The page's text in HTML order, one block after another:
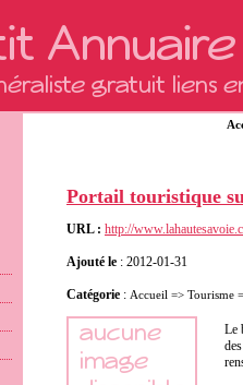
Portail touristique
URL : http://
Ajouté le : 2012-01-31
Catégorie : Accueil => Tourisme
Le